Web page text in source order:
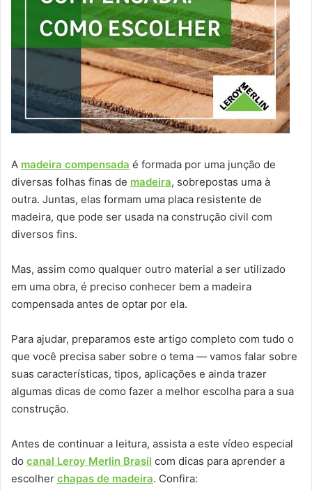
A madeira compensada é formada por uma junção de
diversas folhas finas de madeira, sobrepostas uma à
outra. Juntas, elas formam uma placa resistente de
madeira, que pode ser usada na construção civil com
diversos fins.
Mas, assim como qualquer outro material a ser utilizado
em uma obra, é preciso conhecer bem a madeira
compensada antes de optar por ela.
Para ajudar, preparamos este artigo completo com tudo o
que você precisa saber sobre o tema — vamos falar sobre
suas características, tipos, aplicações e ainda trazer
algumas dicas de como fazer a melhor escolha para a sua
construção.
Antes de continuar a leitura, assista a este vídeo especial
do canal Leroy Merlin Brasil com dicas para aprender a
escolher chapas de madeira. Confira: